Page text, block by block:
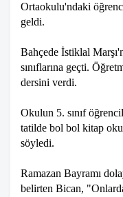
Ortaokulu'ndaki
geldi.
Bahçede İstiklal
sınıflarına geçti.
dersini verdi.
Okulun 5. sınıf
tatilde bol bol kitap
söyledi.
Ramazan Bayramı
belirten Bican,